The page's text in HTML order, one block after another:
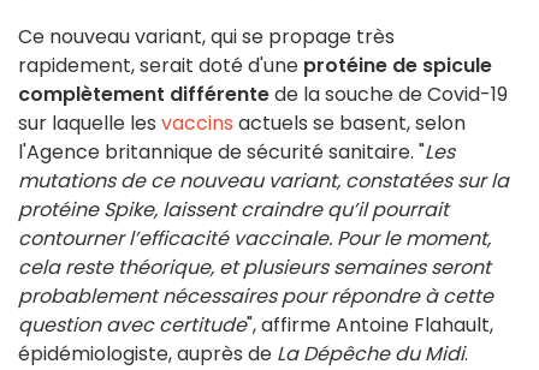
Ce nouveau variant, qui se propage très
rapidement, serait doté d'une protéine de spicule
complètement différentede la souche de Covid-19
sur laquelle les vaccins actuels se basent, selon
l'Agence britannique de sécurité sanitaire. "Les
mutations de ce nouveau variant, constatées sur la
protéine Spike, laissent craindre qu’il pourrait
contourner l’efficacité vaccinale. Pour le moment,
cela reste théorique, et plusieurs semaines seront
probablement nécessaires pour répondre à cette
question avec certitude", affirme Antoine Flahault,
épidémiologiste, auprès de La Dépêche du Midi.